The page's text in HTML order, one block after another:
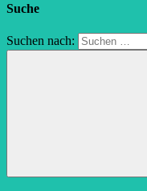
Suche
Suchen nach: